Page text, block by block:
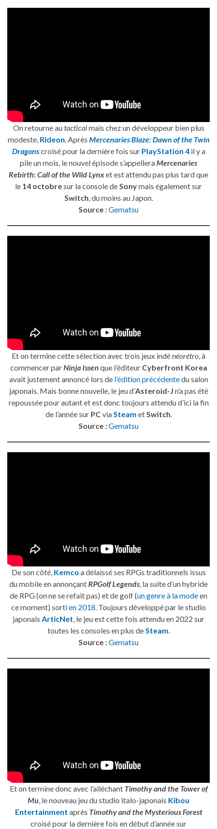
On retourne autacticalmais chez un développeur bien plus
modeste, Rideon . Après Mercenaries Blaze: Dawn of the Twin
Dragonscroisé pour la dernière fois sur PlayStation 4il y a
pile un mois, le nouvel épisode s’appellera Mercenaries
Rebirth: Call of the Wild Lynxet est attendu pas plus tard que
le 14 octobresur la console de Sonymais également sur
Switch , du moins au Japon.
Source :Gematsu
Et on termine cette sélection avec trois jeux indénéorétro, à
commencer parNinja Issen que l’éditeur Cyberfront Korea
avait justement annoncé lors de l’édition précédentedu salon
japonais. Mais bonne nouvelle, le jeu d’Asteroid-J n’a pas été
repoussée pour autant et est donc toujours attendu d’ici la fin
de l’année sur PCviaSteam etSwitch.
Source :Gematsu
De son côté, Kemco a délaissé ses RPGs traditionnels issus
du mobile en annonçantRPGolf Legends, la suite d’un hybride
de RPG (on ne se refait pas) et de golf (un genre à la modeen
ce moment) sortien 2018. Toujours développé par le studio
japonais ArticNet, le jeu est cette fois attendu en 2022 sur
toutes les consoles en plus deSteam.
Source :Gematsu
Et on termine donc avec l’alléchant Timothy and the Tower of
Mu, le nouveau jeu du studio italo-japonais Kibou
Entertainment après Timothy and the Mysterious Forest
croisé pour la dernière fois en début d’année sur